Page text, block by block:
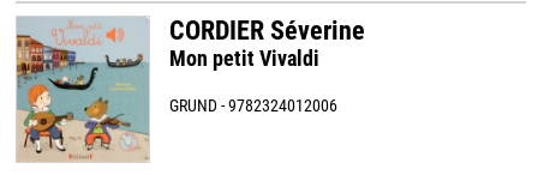
CORDIER Séverine
Mon petit Vivaldi
GRUND - 9782324012006